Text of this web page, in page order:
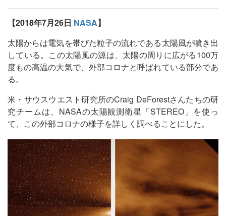
【2018年7月26日 NASA】
太陽からは電気を帯びた粒子の流れである太陽風が噴き出
している。この太陽風の源は、太陽の周りに広がる100万
度もの高温の大気で、外部コロナと呼ばれている部分であ
る。
米・サウスウエスト研究所のCraig DeForestさんたちの研
究チームは、NASAの太陽観測衛星「STEREO」を使っ
て、この外部コロナの様子を詳しく調べることにした。